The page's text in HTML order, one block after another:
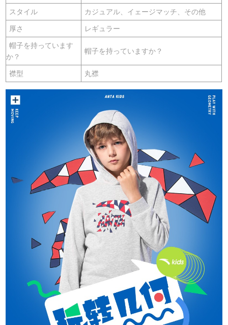
スタイル カジュアル、イェージマッチ、その他
厚さ レギュラー
帽子を持っています
か？
帽子を持っていますか？
襟型 丸襟